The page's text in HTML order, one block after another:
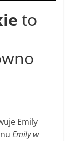
to
Emily
Emily w